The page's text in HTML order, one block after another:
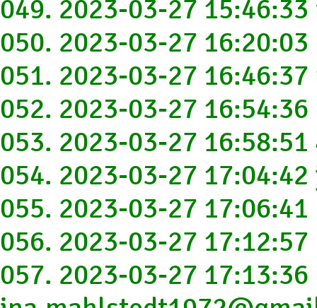
049. 2023-03-27
050. 2023-03-27
051. 2023-03-27
052. 2023-03-27
053. 2023-03-27
054. 2023-03-27
055. 2023-03-27
056. 2023-03-27
057. 2023-03-27 17:13:36